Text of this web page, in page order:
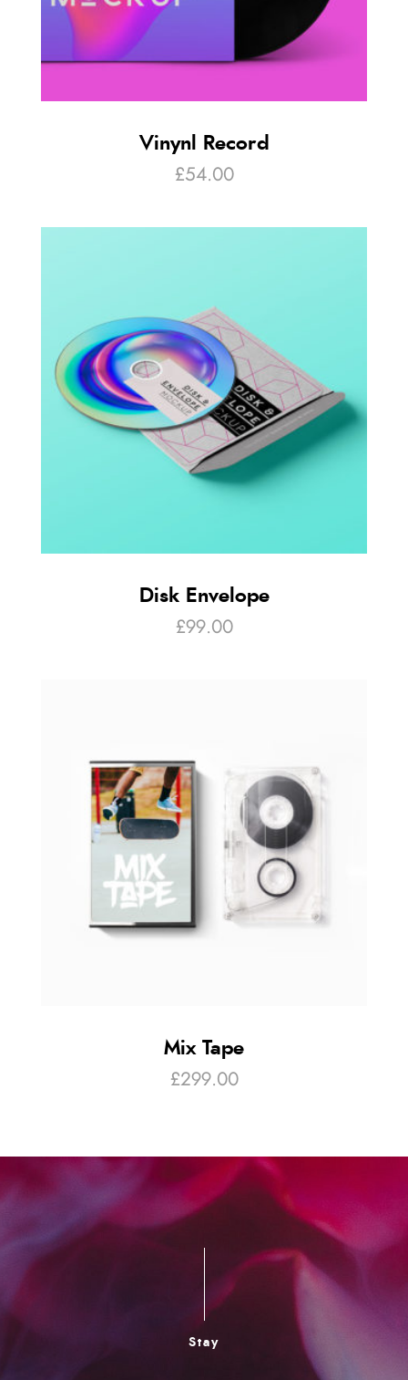
Vinynl Record
£54.00
Disk Envelope
£99.00
Mix Tape
£299.00
Stay